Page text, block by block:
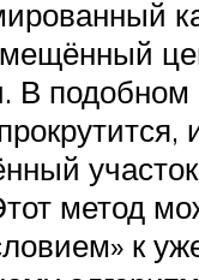
В
метод
к